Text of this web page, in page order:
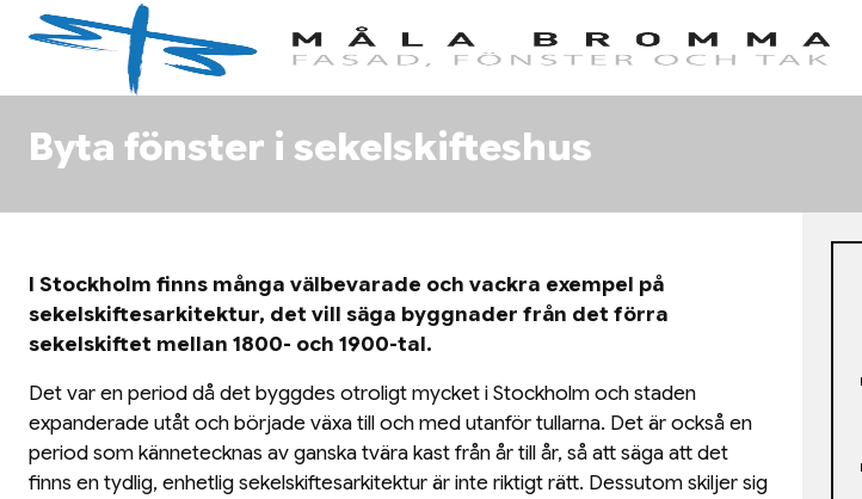
Byta fönster i sekelskifteshus
I Stockholm finns många välbevarade och vackra exempel på
sekelskiftesarkitektur, det vill säga byggnader från det förra
sekelskiftet mellan 1800- och 1900-tal.
Det var en period då det byggdes otroligt mycket i Stockholm och staden
expanderade utåt och började växa till och med utanför tullarna. Det är också en
period som kännetecknas av ganska tvära kast från år till år, så att säga att det
finns en tydlig, enhetlig sekelskiftesarkitektur är inte riktigt rätt. Dessutom skiljer sig